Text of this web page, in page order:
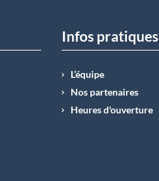
Infos pratiques
L’équipe
Nos partenaires
Heures d'ouverture